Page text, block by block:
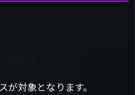
が対象となります。